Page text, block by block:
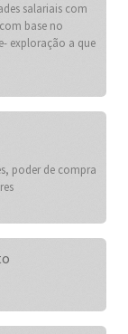
salariais com
base no
exploração a que
poder de compra